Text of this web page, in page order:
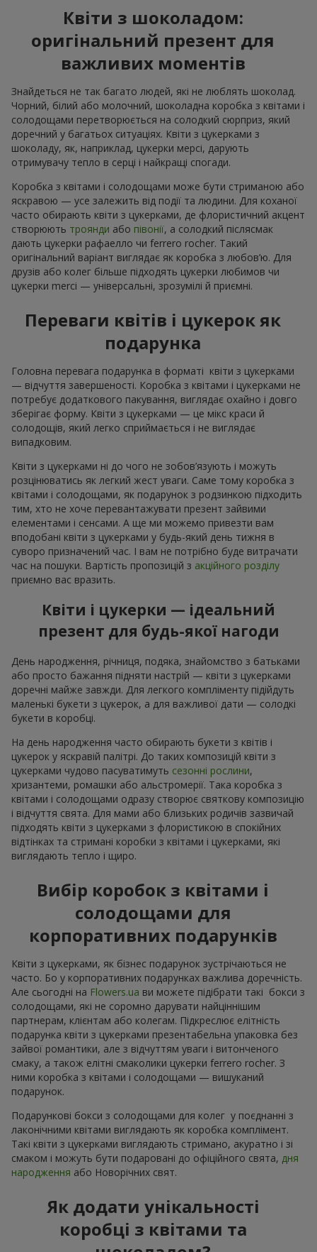
Квіти з шоколадом:
оригінальний презент для
важливих моментів
Знайдеться не так багато людей, які не люблять шоколад.
Чорний, білий або молочний, шоколадна коробка з квітами і
солодощами перетворюється на солодкий сюрприз, який
доречний у багатьох ситуаціях. Квіти з цукерками з
шоколаду, як, наприклад, цукерки мерсі, дарують
отримувачу тепло в серці і найкращі спогади.
Коробка з квітами і солодощами може бути стриманою або
яскравою — усе залежить від події та людини. Для коханої
часто обирають квіти з цукерками, де флористичний акцент
створюють троянди або півонії, а солодкий післясмак
дають цукерки рафаелло чи ferrero rocher. Такий
оригінальний варіант виглядає як коробка з любов’ю. Для
друзів або колег більше підходять цукерки любимов чи
цукерки merci — універсальні, зрозумілі й приємні.
Переваги квітів і цукерок як
подарунка
Головна перевага подарунка в форматі квіти з цукерками
— відчуття завершеності. Коробка з квітами і цукерками не
потребує додаткового пакування, виглядає охайно і довго
зберігає форму. Квіти з цукерками — це мікс краси й
солодощів, який легко сприймається і не виглядає
випадковим.
Квіти з цукерками ні до чого не зобов’язують і можуть
розцінюватись як легкий жест уваги. Саме тому коробка з
квітами і солодощами, як подарунок з родзинкою підходить
тим, хто не хоче перевантажувати презент зайвими
елементами і сенсами. А ще ми можемо привезти вам
вподобані квіти з цукерками у будь-який день тижня в
суворо призначений час. І вам не потрібно буде витрачати
час на пошуки. Вартість пропозицій з акційного розділу
приємно вас вразить.
Квіти і цукерки — ідеальний
презент для будь-якої нагоди
День народження, річниця, подяка, знайомство з батьками
або просто бажання підняти настрій — квіти з цукерками
доречні майже завжди. Для легкого компліменту підійдуть
маленькі букети з цукерок, а для важливої дати — солодкі
букети в коробці.
На день народження часто обирають букети з квітів і
цукерок у яскравій палітрі. До таких композицій квіти з
цукерками чудово пасуватимуть сезонні рослини,
хризантеми, ромашки або альстромерії. Така коробка з
квітами і солодощами одразу створює святкову композицію
і відчуття свята. Для мами або близьких родичів зазвичай
підходять квіти з цукерками з флористикою в спокійних
відтінках та стримані коробки з квітами і цукерками, які
виглядають тепло і щиро.
Вибір коробок з квітами і
солодощами для
корпоративних подарунків
Квіти з цукерками, як бізнес подарунок зустрічаються не
часто. Бо у корпоративних подарунках важлива доречність.
Але сьогодні на Flowers.ua ви можете підібрати такі бокси з
солодощами, які не соромно дарувати найціннішим
партнерам, клієнтам або колегам. Підкреслює елітність
подарунка квіти з цукерками презентабельна упаковка без
зайвої романтики, але з відчуттям уваги і витонченого
смаку, а також елітні смаколики цукерки ferrero rocher. З
ними коробка з квітами і солодощами — вишуканий
подарунок.
Подарункові бокси з солодощами для колег у поєднанні з
лаконічними квітами виглядають як коробка комплімент.
Такі квіти з цукерками виглядають стримано, акуратно і зі
смаком і можуть бути подаровані до офіційного свята, дня
народження або Новорічних свят.
Як додати унікальності
коробці з квітами та